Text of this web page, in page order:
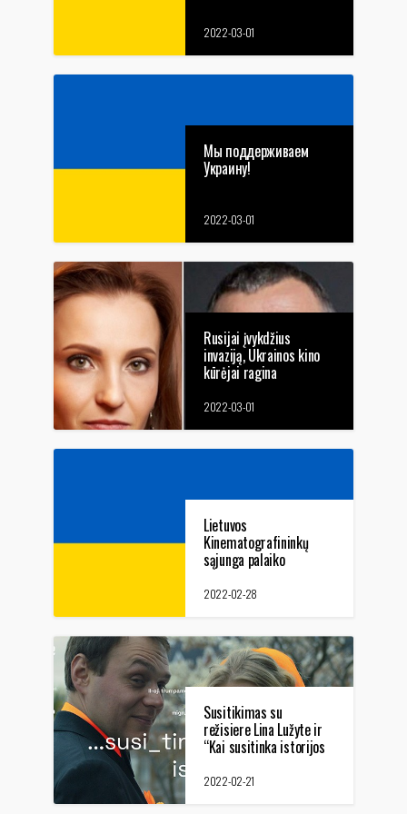
2022-03-01
Мы поддерживаем
Украину!
2022-03-01
Rusijai įvykdžius
invaziją, Ukrainos kino
kūrėjai ragina
apie pasaulinę grėsmę
2022-03-01
Lietuvos
Kinematografininkų
sąjunga palaiko
Ukrainą!
2022-02-28
Susitikimas su
režisiere Lina Lužyte ir
“Kai susitinka istorijos
programos peržiūra
2022-02-21